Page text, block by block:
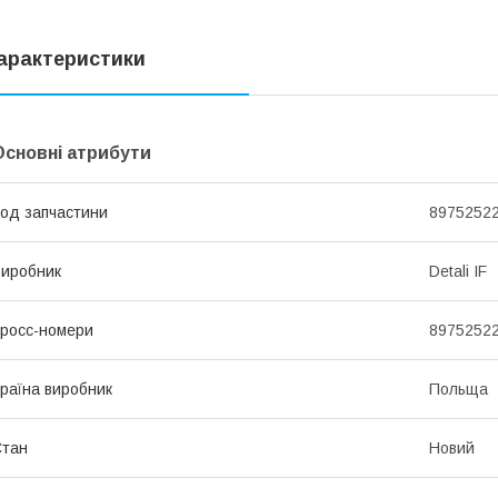
атрибути
запчастини
Detali IF
номери
виробник Польща
Новий